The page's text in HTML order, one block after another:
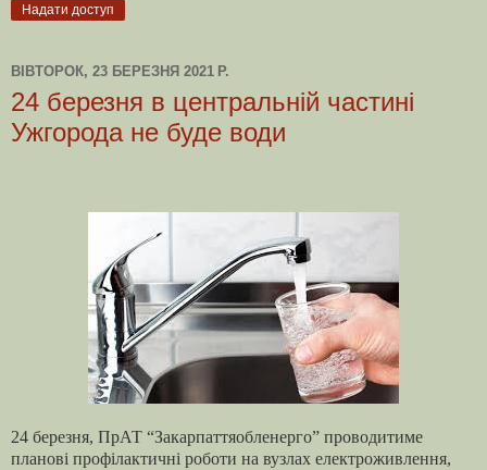
Надати доступ
ВІВТОРОК, 23 БЕРЕЗНЯ 2021 Р.
24 березня в центральній частині
Ужгорода не буде води
24 березня, ПрАТ “Закарпаттяобленерго” проводитиме
планові профілактичні роботи на вузлах електроживлення,